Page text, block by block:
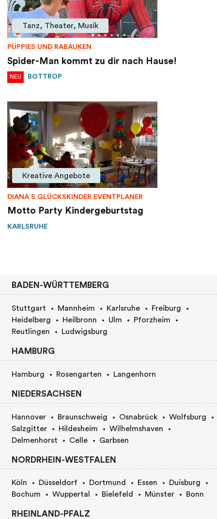
Tanz, Theater, Musik
PÜPPIES UND RABAUKEN
Spider-Man kommt zu dir nach Hause!
NEU BOTTROP
Kreative Angebote
DIANA´S GLÜCKSKINDER EVENTPLANER
Motto Party Kindergeburtstag
KARLSRUHE
BADEN-WÜRTTEMBERG
Stuttgart Mannheim Karlsruhe
Freiburg
Heidelberg
Heilbronn Ulm
Pforzheim
Reutlingen
Ludwigsburg
HAMBURG
Hamburg Rosengarten Langenhorn
NIEDERSACHSEN
Hannover Braunschweig Osnabrück
Wolfsburg
Salzgitter
Hildesheim
Wilhelmshaven
Delmenhorst
Celle Garbsen
NORDRHEIN-WESTFALEN
Köln Düsseldorf Dortmund Essen
Duisburg
Bochum
Wuppertal Bielefeld Münster Bonn
RHEINLAND-PFALZ